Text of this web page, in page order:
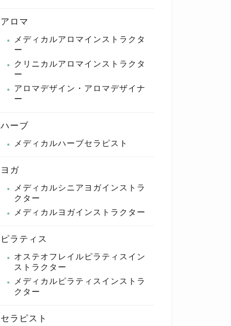
アロマ
メディカルアロマインストラクタ
ー
クリニカルアロマインストラクタ
ー
アロマデザイン・アロマデザイナ
ー
ハーブ
メディカルハーブセラピスト
ヨガ
メディカルシニアヨガインストラ
クター
メディカルヨガインストラクター
ピラティス
オステオフレイルピラティスイン
ストラクター
メディカルピラティスインストラ
クター
セラピスト